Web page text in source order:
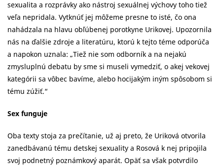
sexualita a rozprávky ako nástroj sexuálnej výchovy toho tiež
veľa nepridala. Vytknúť jej môžeme presne to isté, čo ona
nahádzala na hlavu obľúbenej porotkyne Urikovej. Upozornila
nás na ďalšie zdroje a literatúru, ktorú k tejto téme odporúča
a napokon uznala: „Tiež nie som odborník a na nejakú
zmysluplnú debatu by sme si museli vymedziť, o akej vekovej
kategórii sa vôbec bavíme, alebo hocijakým iným spôsobom si
tému zúžiť.“
Sex funguje
Oba texty stoja za prečítanie, už aj preto, že Uriková otvorila
zanedbávanú tému detskej sexuality a Rosová k nej pripojila
svoj podnetný poznámkový aparát. Opäť sa však potvrdilo